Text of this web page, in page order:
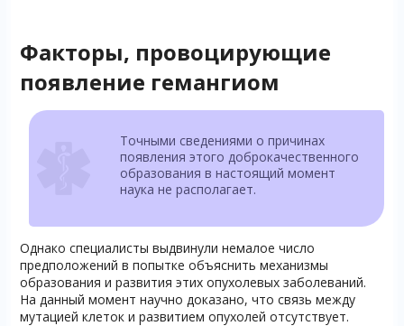
Факторы, провоцирующие
появление гемангиом
Точными сведениями о причинах
появления этого доброкачественного
образования в настоящий момент
наука не располагает.
Однако специалисты выдвинули немалое число
предположений в попытке объяснить механизмы
образования и развития этих опухолевых заболеваний.
На данный момент научно доказано, что связь между
мутацией клеток и развитием опухолей отсутствует.